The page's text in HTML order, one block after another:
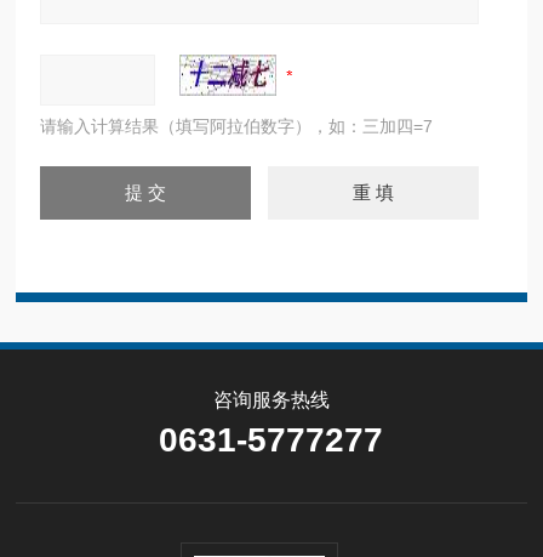
请输入计算结果（填写阿拉伯数字），如：三加四=7
咨询服务热线
0631-5777277